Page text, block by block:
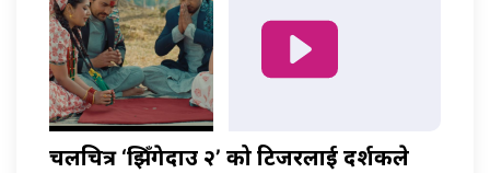
चलचित्र ‘झिँगेदाउ २’ को टिजरलाई दर्शकले